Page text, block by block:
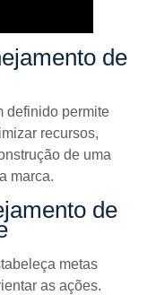
de
definido permite
recursos,
de uma
marca.
de
metas
as ações.